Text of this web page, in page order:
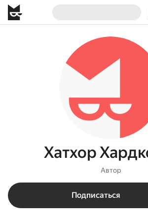
Хатхор
Автор
Подписаться